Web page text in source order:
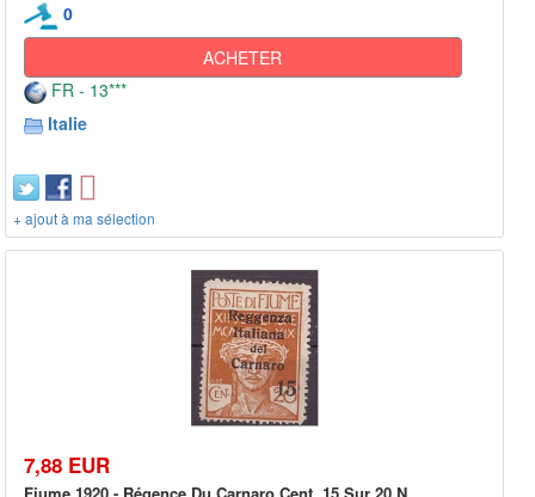
0
ACHETER
FR - 13***
Italie
+ ajout à ma sélection
7,88 EUR